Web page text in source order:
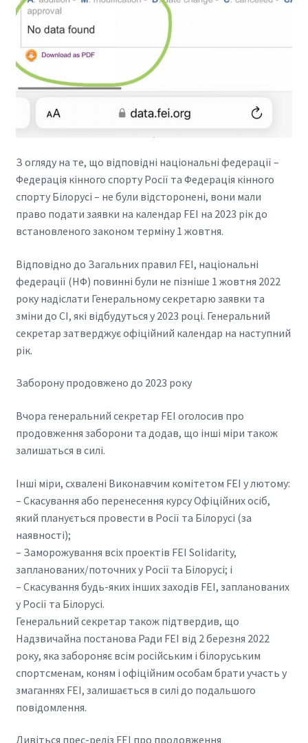
З огляду на те, що відповідні національні федерації –
Федерація кінного спорту Росії та Федерація кінного
спорту Білорусі – не були відсторонені, вони мали
право подати заявки на календар FEI на 2023 рік до
встановленого законом терміну 1 жовтня.
Відповідно до Загальних правил FEI, національні
федерації (НФ) повинні були не пізніше 1 жовтня 2022
року надіслати Генеральному секретарю заявки та
зміни до CI, які відбудуться у 2023 році. Генеральний
секретар затверджує офіційний календар на наступний
рік.
Заборону продовжено до 2023 року
Вчора генеральний секретар FEI оголосив про
продовження заборони та додав, що інші міри також
залишаться в силі.
Інші міри, схвалені Виконавчим комітетом FEI у лютому:
– Скасування або перенесення курсу Офіційних осіб,
який планується провести в Росії та Білорусі (за
наявності);
– Заморожування всіх проектів FEI Solidarity,
запланованих/поточних у Росії та Білорусі; і
– Скасування будь-яких інших заходів FEI, запланованих
у Росії та Білорусі.
Генеральний секретар також підтвердив, що
Надзвичайна постанова Ради FEI від 2 березня 2022
року, яка забороняє всім російським і білоруським
спортсменам, коням і офіційним особам брати участь у
змаганнях FEI, залишається в силі до подальшого
повідомлення.
Дивіться прес-реліз FEI про продовження